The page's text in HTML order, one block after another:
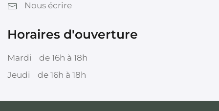
Nous écrire
Horaires d'ouverture
Mardi
de 16h à 18h
Jeudi
de 16h à 18h